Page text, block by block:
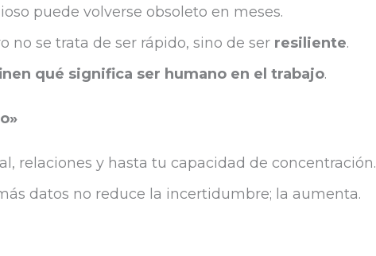
puede volverse obsoleto en meses.
no se trata de ser rápido, sino de ser resiliente.
qué significa ser humano en el trabajo.
relaciones y hasta tu capacidad de concentración.
datos no reduce la incertidumbre; la aumenta.